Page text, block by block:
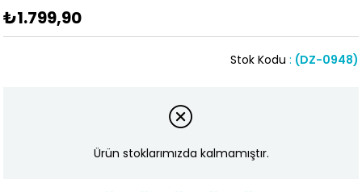
₺1.799,90
(DZ-0948)
Stok Kodu
Ürün stoklarımızda kalmamıştır.